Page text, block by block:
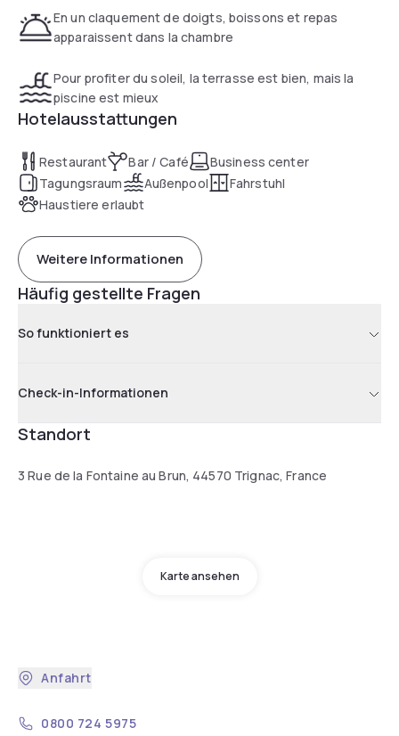
En un claquement de doigts, boissons et repas
apparaissent dans la chambre
Pour profiter du soleil, la terrasse est bien, mais la
piscine est mieux
Hotelausstattungen
Restaurant Bar / Café
Business center
Tagungsraum
Außenpool
Fahrstuhl
Haustiere erlaubt
Weitere Informationen
Häufig gestellte Fragen
So funktioniert es
Check-in-Informationen
Standort
3 Rue de la Fontaine au Brun, 44570 Trignac, France
Karte ansehen
Anfahrt
0800 724 5975